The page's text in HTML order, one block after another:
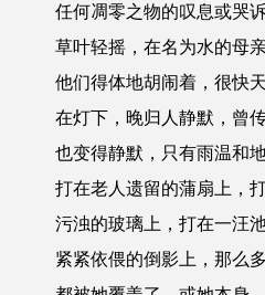
任何凋零之物的叹息或哭
草叶轻摇，在名为水的母
他们得体地胡闹着，很快
在灯下，晚归人静默，曾
也变得静默，只有雨温和
打在老人遗留的蒲扇上，
污浊的玻璃上，打在一汪
紧紧依偎的倒影上，那么